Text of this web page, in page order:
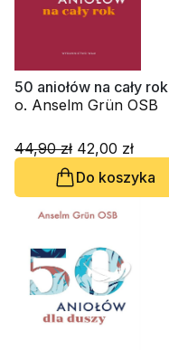
50 aniołów na cały rok
o. Anselm Grün OSB
44,90 zł 42,00 zł
Do koszyka